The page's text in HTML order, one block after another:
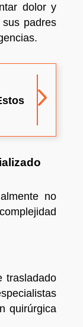
dolor y
padres
no
trasladado
quirúrgica